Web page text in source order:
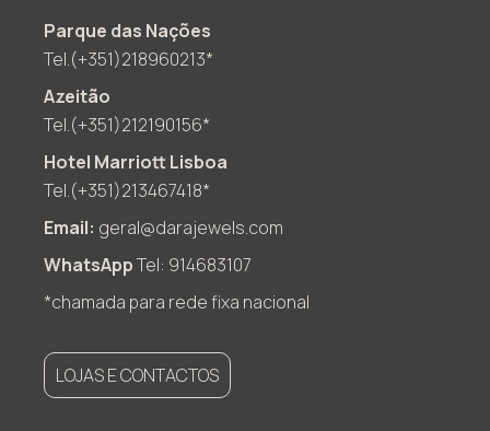
Parque das Nações
Tel.(+351)218960213*
Azeitão
Tel.(+351)212190156*
Hotel Marriott Lisboa
Tel.(+351)213467418*
Email: geral@darajewels.com
WhatsAppTel: 914683107
*chamada para rede fixa nacional
LOJAS E CONTACTOS